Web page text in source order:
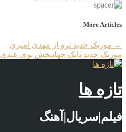
More Articles
← موزیک جدید نرو از مهدی امیری
موزیک جدید بابک جهانبخش بوی عیدی
تازه ها
فیلم|سریال|آهنگ